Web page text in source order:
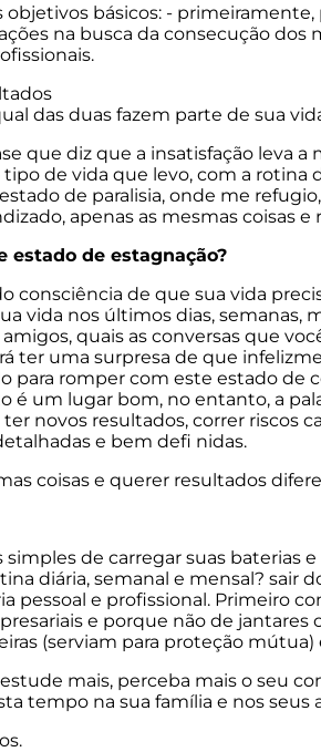
básicos: -
na busca da consecução
das duas fazem parte de sua
que diz que a insatisfação leva
de vida que levo, com a
de paralisia, onde me
apenas as mesmas coisas e
estado de estagnação?
consciência de que sua vida
vida nos últimos dias, semanas,
quais as conversas que
ter uma surpresa de que
para romper com este estado de
é um lugar bom, no entanto, a
novos resultados, correr riscos
e bem defi nidas.
coisas e querer resultados
simples de carregar suas baterias
diária, semanal e mensal? sair
pessoal e profissional. Primeiro
e porque não de
(serviam para proteção
estude mais, perceba mais o seu
tempo na sua família e nos